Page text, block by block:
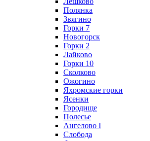
Полянка
Звягино
Горки 7
Новогорск
Горки 2
Лайково
Горки 10
Сколково
Ожогино
Яхромские горки
Ясенки
Городище
Полесье
Ангелово I
Слобода